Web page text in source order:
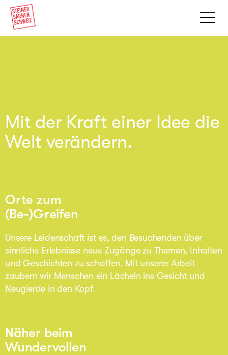
Mit der Kraft einer Idee die
Welt verändern.
Orte zum
(Be-)Greifen
Unsere Leidenschaft ist es, den Besuchenden über
sinnliche Erlebnisse neue Zugänge zu Themen, Inhalten
und Geschichten zu schaffen. Mit unserer Arbeit
zaubern wir Menschen ein Lächeln ins Gesicht und
Neugierde in den Kopf.
Näher beim
Wundervollen